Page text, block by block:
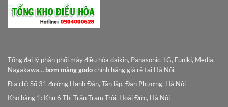
Tổng đại lý phân phối máy điều hòa daikin, Panasonic, LG, Funiki, Media,
Nagakawa… bơm màng godochính hãng giá rẻ tại Hà Nội.
Địa chỉ: Số 31 đường Hạnh Đàn, Tân lập, Đan Phượng, Hà Nội
Kho hàng 1: Khu 6 Thị Trấn Trạm Trôi, Hoài Đức, Hà Nội